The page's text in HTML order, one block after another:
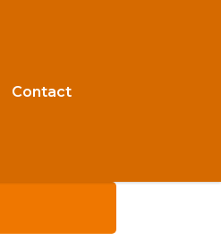
Contact